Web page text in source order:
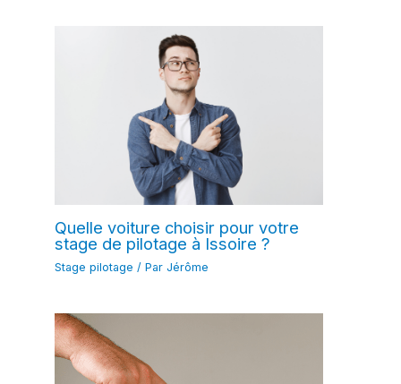
Quelle voiture choisir pour votre
stage de pilotage à Issoire ?
Stage pilotage / ParJérôme